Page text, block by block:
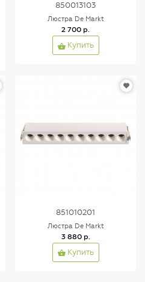
850013103
Люстра De Markt
2 700 р.
Купить
851010201
Люстра De Markt
3 880 р.
Купить